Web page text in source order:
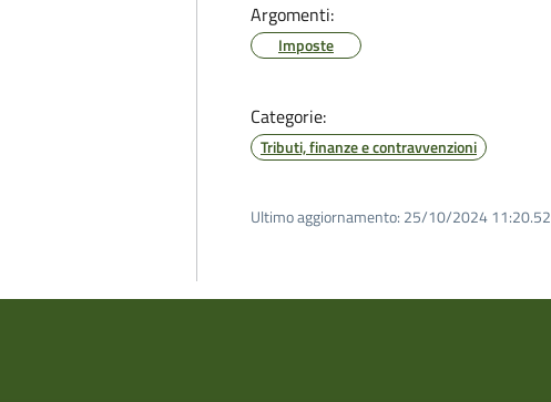
Argomenti:
Imposte
Categorie:
Tributi, finanze e contravvenzioni
Ultimo aggiornamento: 25/10/2024 11:20.52